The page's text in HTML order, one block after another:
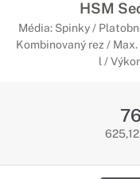
HSM
Média: Spinky /
Kombinovaný rez /
l /